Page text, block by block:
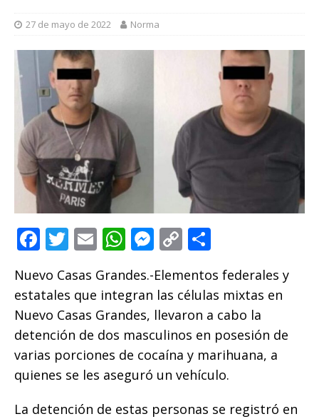
27 de mayo de 2022 Norma
F
c
e
b
o
o
k
T
it
te
r
E
ai
l
W
h
at
s
A
p
p
M
e
ss
e
n
g
e
r
C
p
y
Li
n
k
o
m
p
ar
ti
r
Nuevo Casas Grandes.-Elementos federales y
estatales que integran las células mixtas en
Nuevo Casas Grandes, llevaron a cabo la
detención de dos masculinos en posesión de
varias porciones de cocaína y marihuana, a
quienes se les aseguró un vehículo.
La detención de estas personas se registró en